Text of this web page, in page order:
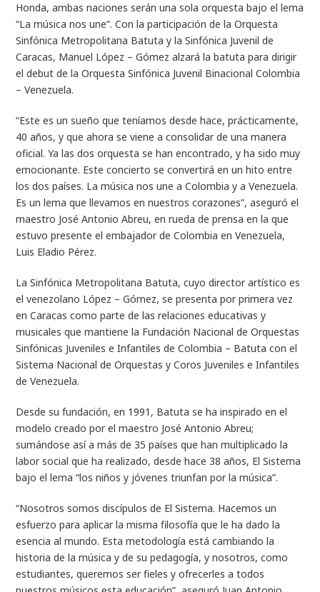
Honda, ambas naciones serán una sola orquesta bajo el lema
“La música nos une”. Con la participación de la Orquesta
Sinfónica Metropolitana Batuta y la Sinfónica Juvenil de
Caracas, Manuel López – Gómez alzará la batuta para dirigir
el debut de la Orquesta Sinfónica Juvenil Binacional Colombia
– Venezuela.
“Este es un sueño que teníamos desde hace, prácticamente,
40 años, y que ahora se viene a consolidar de una manera
oficial. Ya las dos orquesta se han encontrado, y ha sido muy
emocionante. Este concierto se convertirá en un hito entre
los dos países. La música nos une a Colombia y a Venezuela.
Es un lema que llevamos en nuestros corazones”, aseguró el
maestro José Antonio Abreu, en rueda de prensa en la que
estuvo presente el embajador de Colombia en Venezuela,
Luis Eladio Pérez.
La Sinfónica Metropolitana Batuta, cuyo director artístico es
el venezolano López – Gómez, se presenta por primera vez
en Caracas como parte de las relaciones educativas y
musicales que mantiene la Fundación Nacional de Orquestas
Sinfónicas Juveniles e Infantiles de Colombia – Batuta con el
Sistema Nacional de Orquestas y Coros Juveniles e Infantiles
de Venezuela.
Desde su fundación, en 1991, Batuta se ha inspirado en el
modelo creado por el maestro José Antonio Abreu;
sumándose así a más de 35 países que han multiplicado la
labor social que ha realizado, desde hace 38 años, El Sistema
bajo el lema “los niños y jóvenes triunfan por la música”.
“Nosotros somos discípulos de El Sistema. Hacemos un
esfuerzo para aplicar la misma filosofía que le ha dado la
esencia al mundo. Esta metodología está cambiando la
historia de la música y de su pedagogía, y nosotros, como
estudiantes, queremos ser fieles y ofrecerles a todos